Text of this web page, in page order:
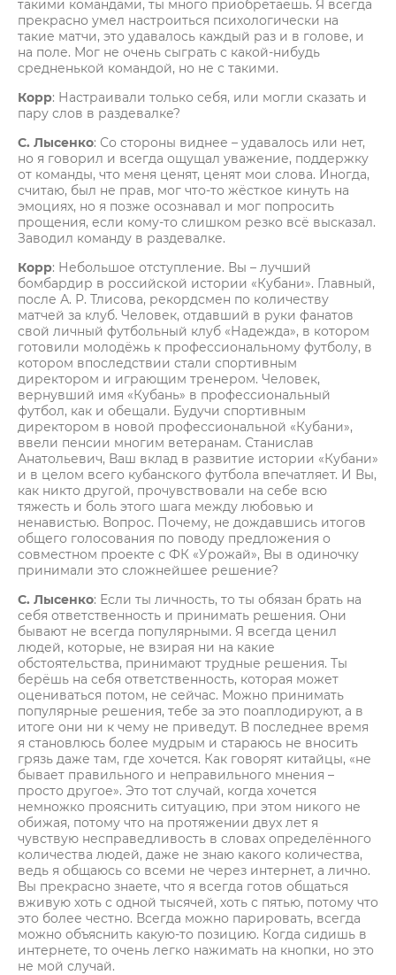
такими командами, ты много приобретаешь. Я всегда
прекрасно умел настроиться психологически на
такие матчи, это удавалось каждый раз и в голове, и
на поле. Мог не очень сыграть с какой-нибудь
средненькой командой, но не с такими.
Корр: Настраивали только себя, или могли сказать и
пару слов в раздевалке?
С. Лысенко: Со стороны виднее – удавалось или нет,
но я говорил и всегда ощущал уважение, поддержку
от команды, что меня ценят, ценят мои слова. Иногда,
считаю, был не прав, мог что-то жёсткое кинуть на
эмоциях, но я позже осознавал и мог попросить
прощения, если кому-то слишком резко всё высказал.
Заводил команду в раздевалке.
Корр: Небольшое отступление. Вы – лучший
бомбардир в российской истории «Кубани». Главный,
после А. Р. Тлисова, рекордсмен по количеству
матчей за клуб. Человек, отдавший в руки фанатов
свой личный футбольный клуб «Надежда», в котором
готовили молодёжь к профессиональному футболу, в
котором впоследствии стали спортивным
директором и играющим тренером. Человек,
вернувший имя «Кубань» в профессиональный
футбол, как и обещали. Будучи спортивным
директором в новой профессиональной «Кубани»,
ввели пенсии многим ветеранам. Станислав
Анатольевич, Ваш вклад в развитие истории «Кубани»
и в целом всего кубанского футбола впечатляет. И Вы,
как никто другой, прочувствовали на себе всю
тяжесть и боль этого шага между любовью и
ненавистью. Вопрос. Почему, не дождавшись итогов
общего голосования по поводу предложения о
совместном проекте с ФК «Урожай», Вы в одиночку
принимали это сложнейшее решение?
С. Лысенко: Если ты личность, то ты обязан брать на
себя ответственность и принимать решения. Они
бывают не всегда популярными. Я всегда ценил
людей, которые, не взирая ни на какие
обстоятельства, принимают трудные решения. Ты
берёшь на себя ответственность, которая может
оцениваться потом, не сейчас. Можно принимать
популярные решения, тебе за это поаплодируют, а в
итоге они ни к чему не приведут. В последнее время
я становлюсь более мудрым и стараюсь не вносить
грязь даже там, где хочется. Как говорят китайцы, «не
бывает правильного и неправильного мнения –
просто другое». Это тот случай, когда хочется
немножко прояснить ситуацию, при этом никого не
обижая, потому что на протяжении двух лет я
чувствую несправедливость в словах определённого
количества людей, даже не знаю какого количества,
ведь я общаюсь со всеми не через интернет, а лично.
Вы прекрасно знаете, что я всегда готов общаться
вживую хоть с одной тысячей, хоть с пятью, потому что
это более честно. Всегда можно парировать, всегда
можно объяснить какую-то позицию. Когда сидишь в
интернете, то очень легко нажимать на кнопки, но это
не мой случай.